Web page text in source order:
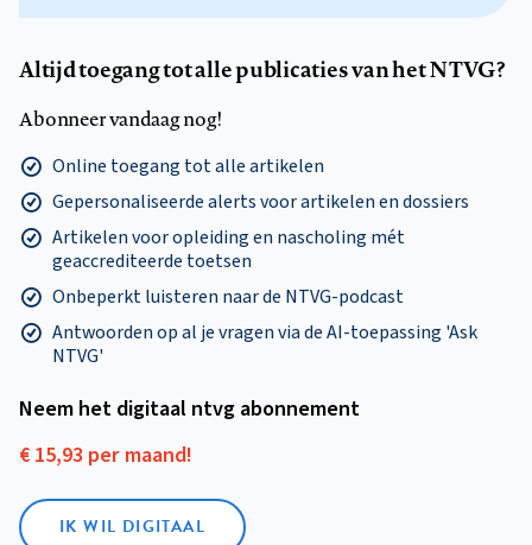
Altijd toegang tot alle publicaties van het NTVG?
Abonneer vandaag nog!
Online toegang tot alle artikelen
Gepersonaliseerde alerts voor artikelen en dossiers
Artikelen voor opleiding en nascholing mét
geaccrediteerde toetsen
Onbeperkt luisteren naar de NTVG-podcast
Antwoorden op al je vragen via de AI-toepassing 'Ask
NTVG'
Neem het digitaal ntvg abonnement
€ 15,93 per maand!
IK WIL DIGITAAL